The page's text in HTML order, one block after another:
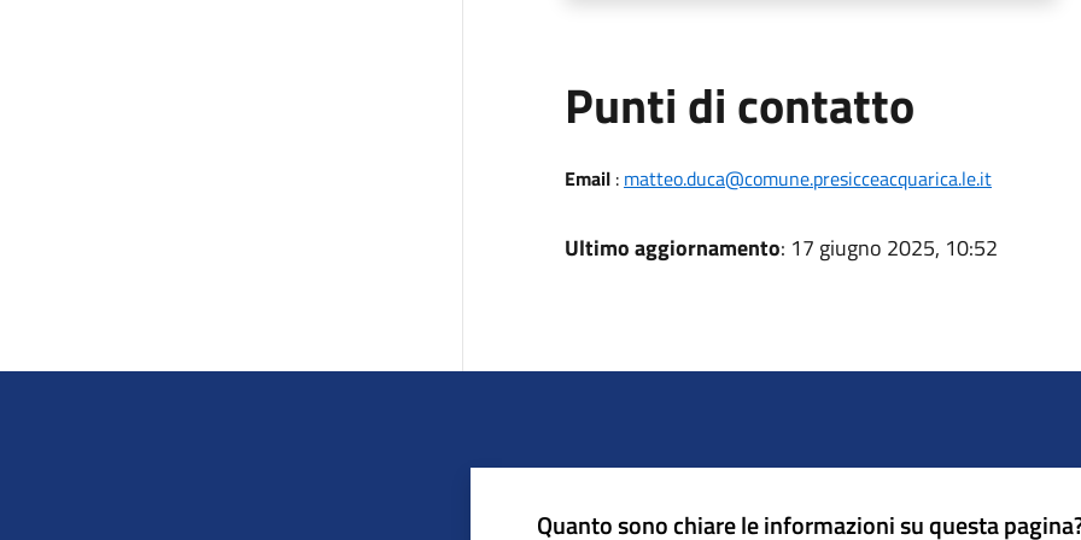
Punti di contatto
Email: matteo.duca@comune.presicceacquarica.le.it
Ultimo aggiornamento: 17 giugno 2025, 10:52
Quanto sono chiare le informazioni su questa